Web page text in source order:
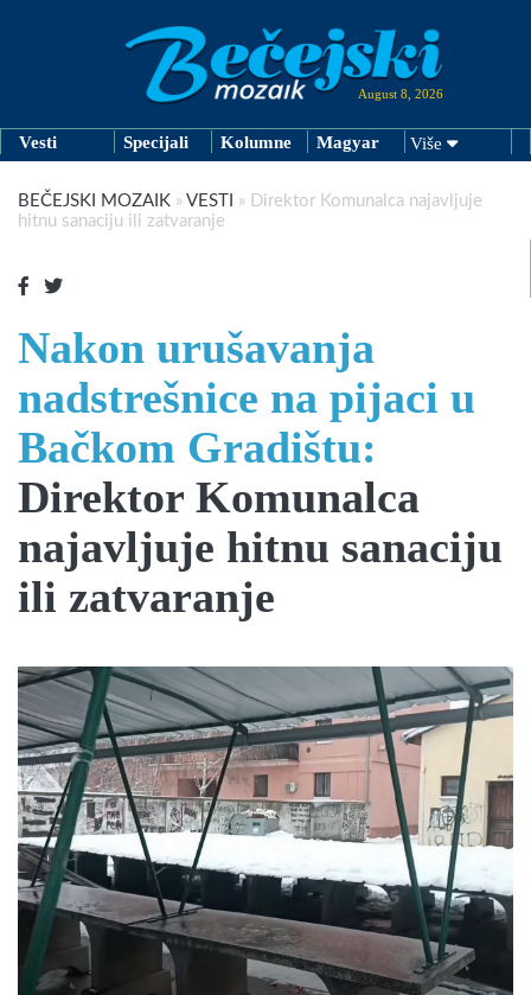
August 8, 2026
Vesti Specijali Kolumne Magyar Više
BEČEJSKI MOZAIK » VESTI » Direktor Komunalca najavljuje
hitnu sanaciju ili zatvaranje
Nakon urušavanja
nadstrešnice na pijaci u
Bačkom Gradištu:
Direktor Komunalca
najavljuje hitnu sanaciju
ili zatvaranje